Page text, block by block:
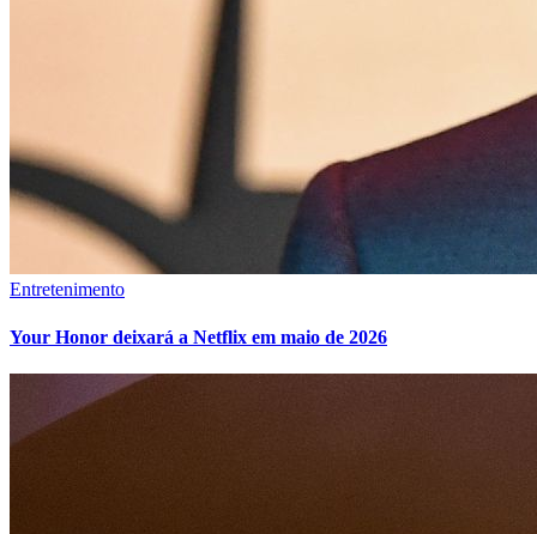
Entretenimento
Your Honor deixará a Netflix em maio de 2026